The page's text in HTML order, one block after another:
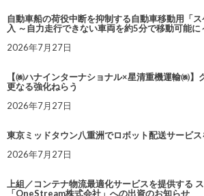
自動車船の荷役中断を抑制する自動車移動用「
入 ～自力走行できない車両を約5分で移動可能に
2026年7月27日
【㈱ハナインターナショナル×星清重機運輸㈱
更なる強化ねらう
2026年7月27日
東京ミッドタウン八重洲でロボット配送サービ
2026年7月27日
上組／コンテナ物流最適化サービスを提供する
「OneStream株式会社」への出資のお知らせ